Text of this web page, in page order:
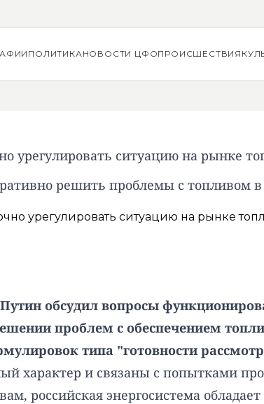
ПОЛИТИКАНОВОСТИ ЦФОПРОИСШЕСТВИЯ
урегулировать ситуацию на рынке
решить проблемы с топливом
обсудил вопросы
проблем с обеспечением
типа "готовности
характер и связаны с попытками
российская энергосистема